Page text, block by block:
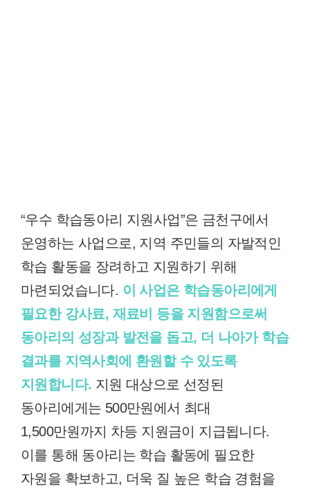
“우수 학습동아리 지원사업”은 금천구에서
운영하는 사업으로, 지역 주민들의 자발적인
학습 활동을 장려하고 지원하기 위해
마련되었습니다. 이 사업은 학습동아리에게
필요한 강사료, 재료비 등을 지원함으로써
동아리의 성장과 발전을 돕고, 더 나아가 학습
결과를 지역사회에 환원할 수 있도록
지원합니다. 지원 대상으로 선정된
동아리에게는 500만원에서 최대
1,500만원까지 차등 지원금이 지급됩니다.
이를 통해 동아리는 학습 활동에 필요한
자원을 확보하고, 더욱 질 높은 학습 경험을